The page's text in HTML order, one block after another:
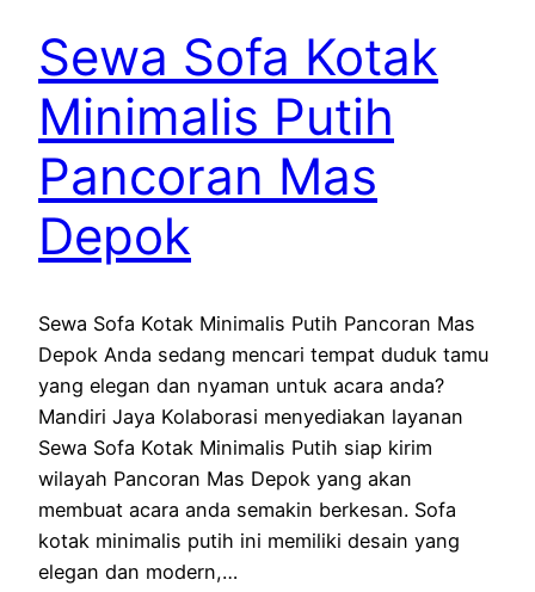
Sewa Sofa Kotak
Minimalis Putih
Pancoran Mas
Depok
Sewa Sofa Kotak Minimalis Putih Pancoran Mas
Depok Anda sedang mencari tempat duduk tamu
yang elegan dan nyaman untuk acara anda?
Mandiri Jaya Kolaborasi menyediakan layanan
Sewa Sofa Kotak Minimalis Putih siap kirim
wilayah Pancoran Mas Depok yang akan
membuat acara anda semakin berkesan. Sofa
kotak minimalis putih ini memiliki desain yang
elegan dan modern,…